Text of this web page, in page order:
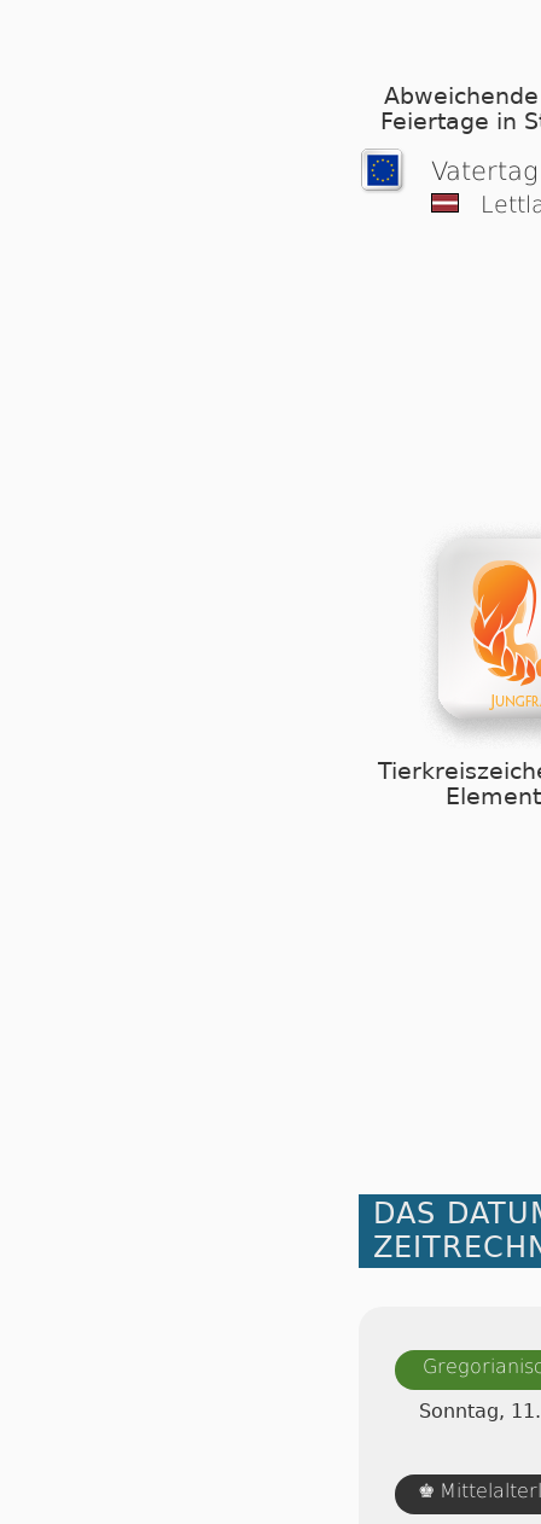
Feiertage in
Vatertag
DAS
Sonntag,
♚